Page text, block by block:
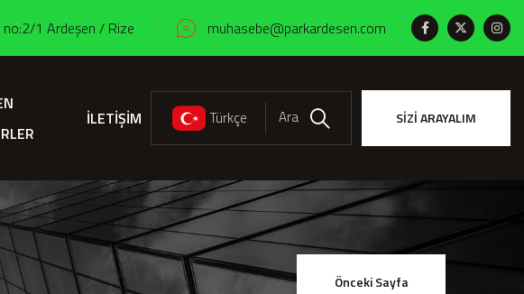
1 Ardeşen / Rize muhasebe@parkardesen.com
İLETİŞİM Türkçe Ara Ara SİZİ ARAYALIM
Önceki Sayfa